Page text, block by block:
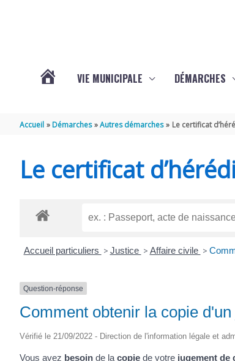
THÉNAC
VIE MUNICIPALE DÉMARCHES
Accueil Démarches Autres démarches Le certificat
Le certificat
Accueil particuliers > Justice > Affaire civile >
Question-réponse
Comment obtenir la copie
Vérifié le 21/09/2022 - Direction de l'information légale et
Vous avez besoin de la copie de votre jugement de